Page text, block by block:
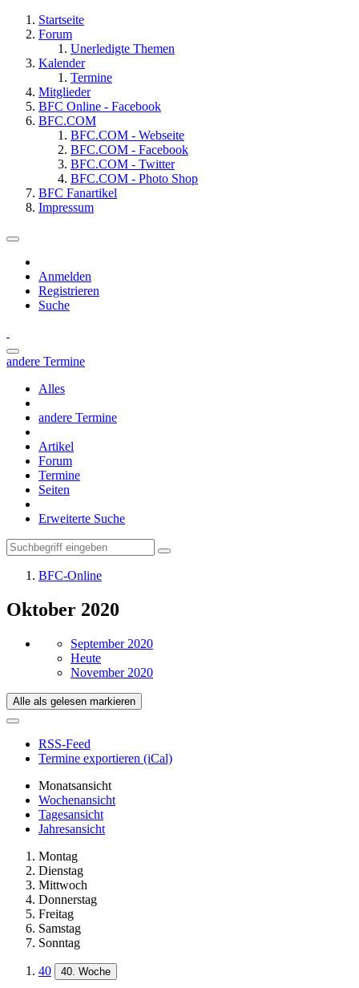
Startseite
Forum
Unerledigte Themen
Kalender
Termine
Mitglieder
BFC Online - Facebook
BFC.COM
BFC.COM - Webseite
BFC.COM - Facebook
BFC.COM - Twitter
BFC.COM - Photo Shop
BFC Fanartikel
Impressum
Anmelden
Registrieren
Suche
andere Termine
Alles
andere Termine
Artikel
Forum
Termine
Seiten
Erweiterte Suche
BFC-Online
Oktober 2020
September 2020
Heute
November 2020
Alle als gelesen markieren
RSS-Feed
Termine exportieren (iCal)
Monatsansicht
Wochenansicht
Tagesansicht
Jahresansicht
Montag
Dienstag
Mittwoch
Donnerstag
Freitag
Samstag
Sonntag
40 40. Woche